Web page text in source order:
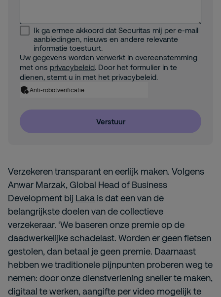
Verzekeren transparant en eerlijk maken. Volgens
Anwar Marzak, Global Head of Business
Development bij Laka is dat een van de
belangrijkste doelen van de collectieve
verzekeraar. ‘We baseren onze premie op de
daadwerkelijke schadelast. Worden er geen fietsen
gestolen, dan betaal je geen premie. Daarnaast
hebben we traditionele pijnpunten proberen weg te
nemen: door onze dienstverlening sneller te maken,
digitaal te werken, aangifte per video mogelijk te
Ik ga ermee akkoord dat Securitas mij per e-mail
aanbiedingen, nieuws en andere relevante
informatie toestuurt.
Uw gegevens worden verwerkt in overeenstemming
met ons privacybeleid. Door het formulier in te
dienen, stemt u in met het privacybeleid.
Anti-robotverificatie
Verstuur